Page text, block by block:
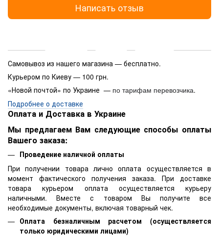
Написать отзыв
Самовывоз из нашего магазина — бесплатно.
Курьером по Киеву — 100 грн.
«Новой почтой» по Украине — по тарифам перевозчика.
Подробнее о доставке
Оплата и Доставка в Украине
Мы предлагаем Вам следующие способы оплаты
Вашего заказа:
Проведение наличной оплаты
При получении товара лично оплата осуществляется в
момент фактического получения заказа. При доставке
товара курьером оплата осуществляется курьеру
наличными. Вместе с товаром Вы получите все
необходимые документы, включая товарный чек.
Оплата безналичным расчетом (осуществляется
только юридическими лицами)